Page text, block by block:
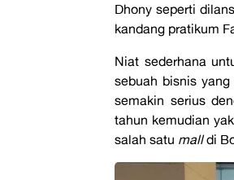
Dhony seperti
kandang pratikum
Niat sederhana
sebuah bisnis
semakin serius
tahun kemudian
salah satu malldi